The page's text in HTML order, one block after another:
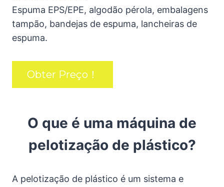
Espuma EPS/EPE, algodão pérola, embalagens
tampão, bandejas de espuma, lancheiras de
espuma.
Obter Preço！
O que é uma máquina de
pelotização de plástico?
A pelotização de plástico é um sistema e